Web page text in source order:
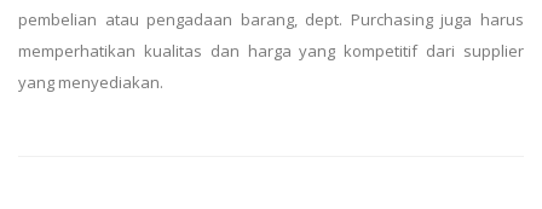
pembelian atau pengadaan barang, dept. Purchasing juga harus
memperhatikan kualitas dan harga yang kompetitif dari supplier
yang menyediakan.